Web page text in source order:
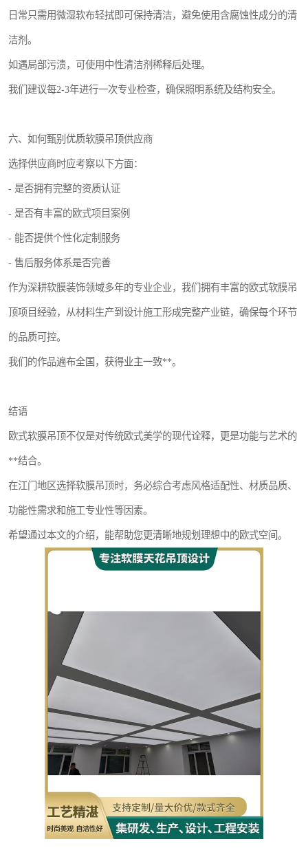
日常只需用微湿软布轻拭即可保持清洁，避免使用含腐蚀性成分的清
洁剂。
如遇局部污渍，可使用中性清洁剂稀释后处理。
我们建议每2-3年进行一次专业检查，确保照明系统及结构安全。
六、如何甄别优质软膜吊顶供应商
选择供应商时应考察以下方面：
- 是否拥有完整的资质认证
- 是否有丰富的欧式项目案例
- 能否提供个性化定制服务
- 售后服务体系是否完善
作为深耕软膜装饰领域多年的专业企业，我们拥有丰富的欧式软膜吊
顶项目经验，从材料生产到设计施工形成完整产业链，确保每个环节
的品质可控。
我们的作品遍布全国，获得业主一致**。
结语
欧式软膜吊顶不仅是对传统欧式美学的现代诠释，更是功能与艺术的
**结合。
在江门地区选择软膜吊顶时，务必综合考虑风格适配性、材质品质、
功能性需求和施工专业性等因素。
希望通过本文的介绍，能帮助您更清晰地规划理想中的欧式空间。